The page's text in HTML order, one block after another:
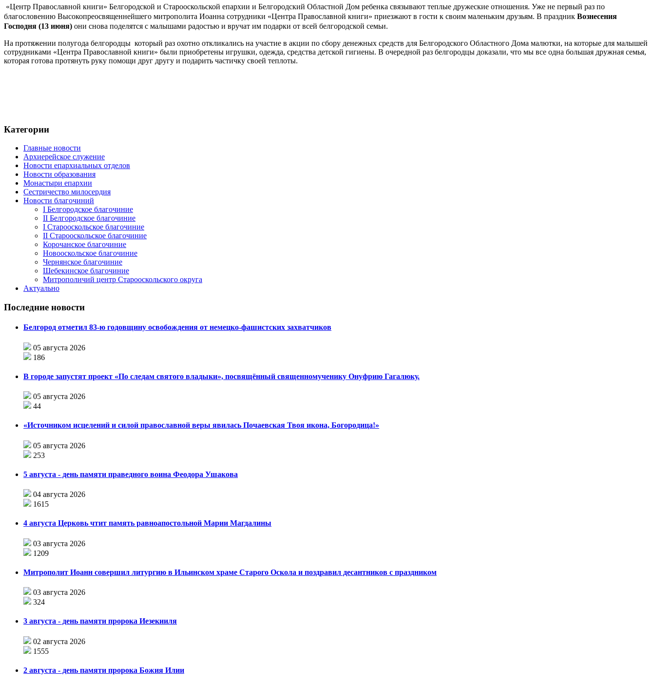
«Центр Православной книги» Белгородской и Старооскольской епархии и Белгородский Областной Дом ребенка связывают теплые дружеские отношения. Уже не первый раз по
благословению Высокопреосвященнейшего митрополита Иоанна сотрудники «Центра Православной книги» приезжают в гости к своим маленьким друзьям. В праздник Вознесения
Господня (13 июня) они снова поделятся с малышами радостью и вручат им подарки от всей белгородской семьи.
На протяжении полугода белгородцы который раз охотно откликались на участие в акции по сбору денежных средств для Белгородского Областного Дома малютки, на которые для малышей
сотрудниками «Центра Православной книги» были приобретены игрушки, одежда, средства детской гигиены. В очередной раз белгородцы доказали, что мы все одна большая дружная семья,
которая готова протянуть руку помощи друг другу и подарить частичку своей теплоты.
Категории
Главные новости
Архиерейское служение
Новости епархиальных отделов
Новости образования
Монастыри епархии
Сестричество милосердия
Новости благочиний
I Белгородское благочиние
II Белгородское благочиние
I Старооскольское благочиние
II Старооскольское благочиние
Корочанское благочиние
Новооскольское благочиние
Чернянское благочиние
Шебекинское благочиние
Митрополичий центр Старооскольского округа
Актуально
Последние новости
Белгород отметил 83-ю годовщину освобождения от немецко-фашистских захватчиков
05 августа 2026
186
В городе запустят проект «По следам святого владыки», посвящённый священномученику Онуфрию Гагалюку.
05 августа 2026
44
«Источником исцелений и силой православной веры явилась Почаевская Твоя икона, Богородица!»
05 августа 2026
253
5 августа - день памяти праведного воина Феодора Ушакова
04 августа 2026
1615
4 августа Церковь чтит память равноапостольной Марии Магдалины
03 августа 2026
1209
Митрополит Иоанн совершил литургию в Ильинском храме Старого Оскола и поздравил десантников с праздником
03 августа 2026
324
3 августа - день памяти пророка Иезекииля
02 августа 2026
1555
2 августа - день памяти пророка Божия Илии